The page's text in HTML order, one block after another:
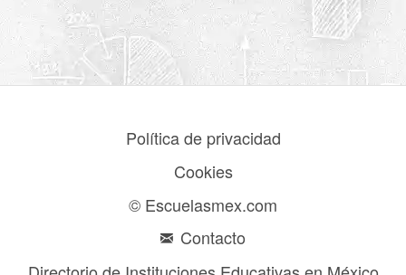
Política de privacidad
Cookies
© Escuelasmex.com
Contacto